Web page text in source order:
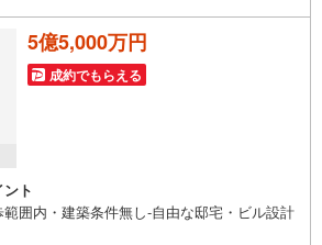
5億5,000万円
成約でもらえる
ト
範囲内・建築条件無し-自由な邸宅・ビル設計